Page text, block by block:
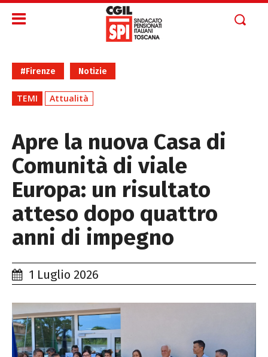
#Firenze Notizie
TEMI Attualità
Apre la nuova Casa di
Comunità di viale
Europa: un risultato
atteso dopo quattro
anni di impegno
1 Luglio 2026